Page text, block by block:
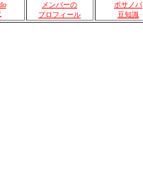
メンバーの
プロフィール
ボサノバ
豆知識